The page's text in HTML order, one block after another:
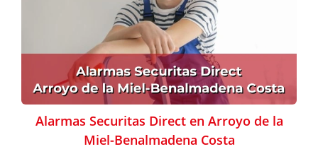
Alarmas Securitas Direct en Arroyo de la
Miel-Benalmadena Costa